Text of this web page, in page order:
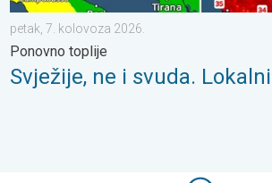
petak, 7. kolovoza 2026.
Ponovno toplije
Svježije, ne i svuda.